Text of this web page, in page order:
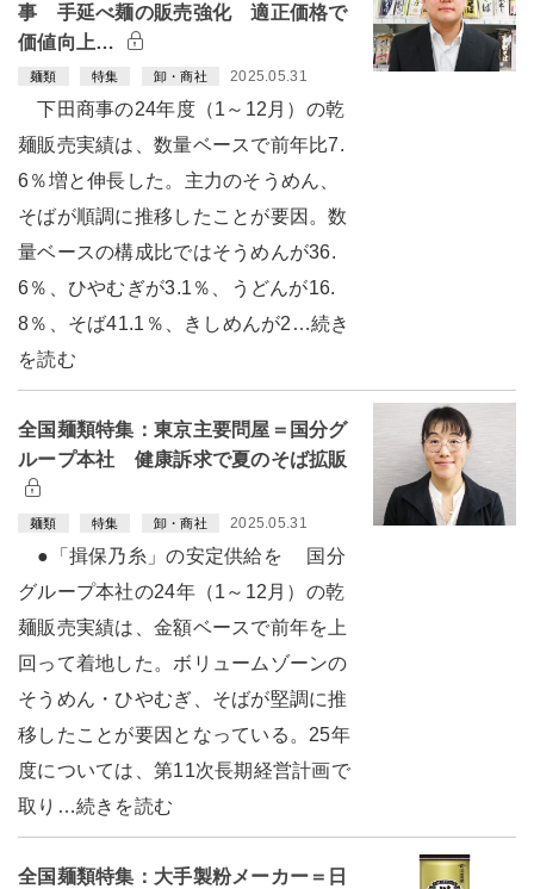
事 手延べ麺の販売強化 適正価格で
価値向上…
麺類 特集 卸・商社 2025.05.31
下田商事の24年度（1～12月）の乾
麺販売実績は、数量ベースで前年比7.
6％増と伸長した。主力のそうめん、
そばが順調に推移したことが要因。数
量ベースの構成比ではそうめんが36.
6％、ひやむぎが3.1％、うどんが16.
8％、そば41.1％、きしめんが2…続き
を読む
全国麺類特集：東京主要問屋＝国分グ
ループ本社 健康訴求で夏のそば拡販
麺類 特集 卸・商社 2025.05.31
●「揖保乃糸」の安定供給を 国分
グループ本社の24年（1～12月）の乾
麺販売実績は、金額ベースで前年を上
回って着地した。ボリュームゾーンの
そうめん・ひやむぎ、そばが堅調に推
移したことが要因となっている。25年
度については、第11次長期経営計画で
取り…続きを読む
全国麺類特集：大手製粉メーカー＝日